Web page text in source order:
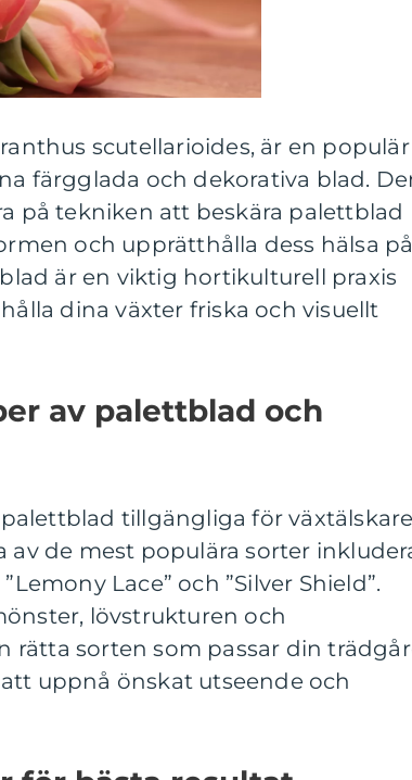
scutellarioides, är en populär
färgglada och dekorativa blad.
på tekniken att beskära palettblad
och upprätthålla dess hälsa på
är en viktig hortikulturell praxis
dina växter friska och visuellt
av palettblad och
tillgängliga för växtälskare
av de mest populära sorter
Lace” och ”Silver Shield”.
lövstrukturen och
rätta sorten som passar din
uppnå önskat utseende och